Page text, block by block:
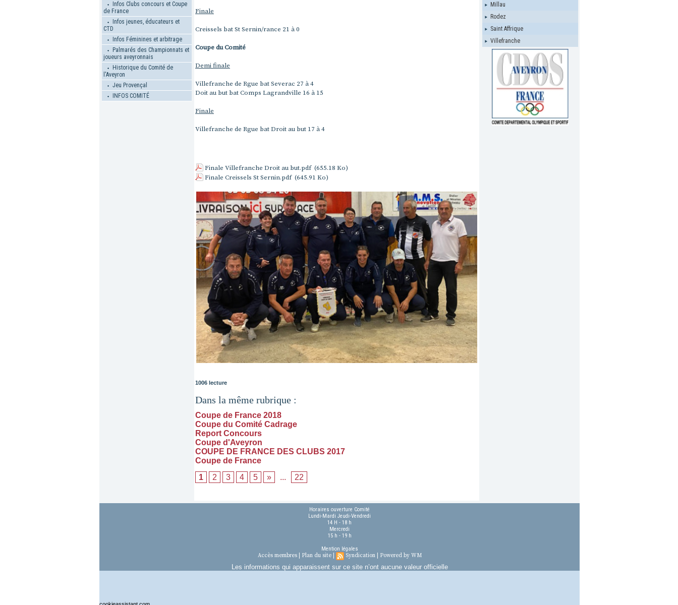
Infos Clubs concours et Coupe
de France
Infos jeunes, éducateurs et
CTD
Infos Féminines et arbitrage
Palmarés des Championnats et
joueurs aveyronnais
Historique du Comité de
l'Aveyron
Jeu Provençal
INFOS COMITÉ
Finale
Creissels bat St Sernin/rance 21 à 0
Coupe du Comité
Demi finale
Villefranche de Rgue bat Severac 27 à 4
Doit au but bat Comps Lagrandville 16 à 15
Finale
Villefranche de Rgue bat Droit au but 17 à 4
Finale Villefranche Droit au but.pdf (655.18 Ko)
Finale Creissels St Sernin.pdf (645.91 Ko)
1006 lecture
Dans la même rubrique :
Coupe de France 2018
Coupe du Comité Cadrage
Report Concours
Coupe d'Aveyron
COUPE DE FRANCE DES CLUBS 2017
Coupe de France
1
2 3 4 5 » ... 22
Millau
Rodez
Saint Affrique
Villefranche
Horaires ouverture Comité
Lundi-Mardi Jeudi-Vendredi
14 H - 18 h
Mercredi
15 h - 19 h
Mention légales
Accès membres Plan du site Syndication Powered by WM
Les informations qui apparaissent sur ce site n’ont aucune valeur officielle